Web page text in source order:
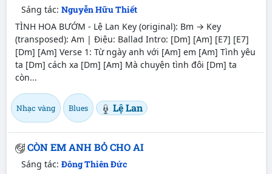
Sáng tác: Nguyễn Hữu Thiết
TÌNH HOA BƯỚM - Lệ Lan Key (original): Bm → Key
(transposed): Am | Điệu: Ballad Intro: [Dm] [Am] [E7] [E7]
[Dm] [Am] Verse 1: Từ ngày anh với [Am] em [Am] Tình yêu
ta [Dm] cách xa [Dm] [Am] Mà chuyện tình đôi [Dm] ta
còn...
Nhạc vàng Blues Lệ Lan
CÒN EM ANH BỎ CHO AI
Sáng tác: Đông Thiên Đức